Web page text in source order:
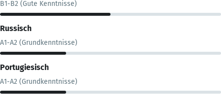
B1-B2 (Gute Kenntnisse)
Russisch
A1-A2 (Grundkenntnisse)
Portugiesisch
A1-A2 (Grundkenntnisse)